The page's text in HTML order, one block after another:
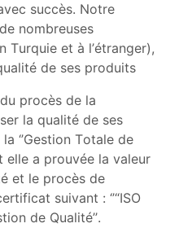
succès. Notre
nombreuses
et à l’étranger),
de ses produits
procès de la
la qualité de ses
‘’Gestion Totale de
elle a prouvée la valeur
et le procès de
suivant : ‘’“ISO
de Qualité’’.